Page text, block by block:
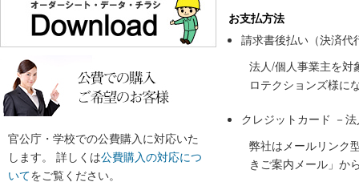
官公庁・学校での公費購入に対応いた
します。 詳しくは公費購入の対応につ
いてをご覧ください。
お支払方法
請求書後払い（決済代
法人/個人事業主を対
ロテクションズ様に
クレジットカード －
弊社はメールリンク
きご案内メール」か